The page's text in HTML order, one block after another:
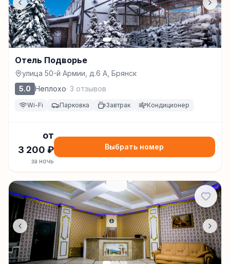
Отель Подворье
улица 50-й Армии, д.6 А, Брянск
5.0 Неплохо· 3 отзывов
Wi-Fi Парковка Завтрак Кондиционер
от
3 200 ₽
за ночь
Выбрать номер